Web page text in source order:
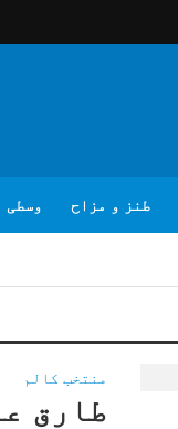
طنز و مزاح وسطی
منتخب کالم
طارق